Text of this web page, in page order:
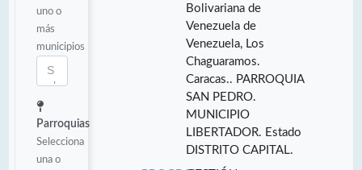
uno o
más
municipios
Parroquias
Selecciona
una o
Bolivariana de
Venezuela de
Venezuela, Los
Chaguaramos.
Caracas.. PARROQUIA
SAN PEDRO.
MUNICIPIO
LIBERTADOR. Estado
DISTRITO CAPITAL.